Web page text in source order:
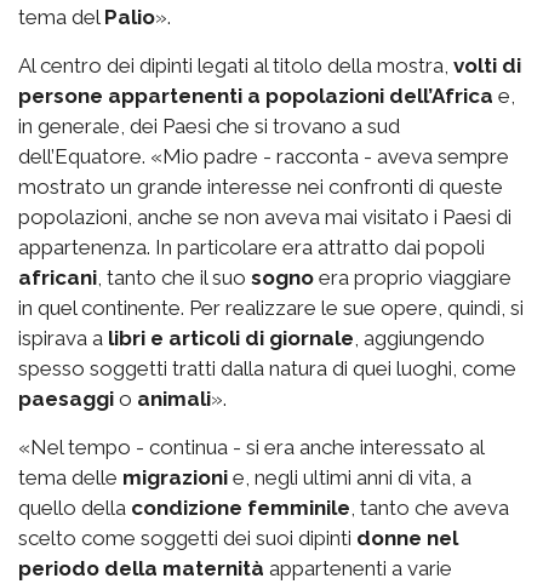
tema del Palio».
Al centro dei dipinti legati al titolo della mostra, volti di
persone appartenenti a popolazioni dell’Africa e,
in generale, dei Paesi che si trovano a sud
dell’Equatore. «Mio padre - racconta - aveva sempre
mostrato un grande interesse nei confronti di queste
popolazioni, anche se non aveva mai visitato i Paesi di
appartenenza. In particolare era attratto dai popoli
africani , tanto che il suo sogno era proprio viaggiare
in quel continente. Per realizzare le sue opere, quindi, si
ispirava a libri e articoli di giornale , aggiungendo
spesso soggetti tratti dalla natura di quei luoghi, come
paesaggi o animali».
«Nel tempo - continua - si era anche interessato al
tema delle migrazioni e, negli ultimi anni di vita, a
quello della condizione femminile , tanto che aveva
scelto come soggetti dei suoi dipinti donne nel
periodo della maternità appartenenti a varie